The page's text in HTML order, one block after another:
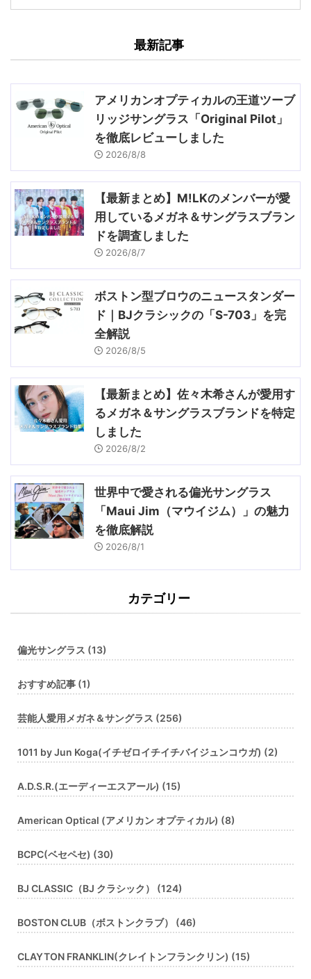
最新記事
アメリカンオプティカルの王道ツーブ
リッジサングラス「Original Pilot」
を徹底レビューしました
2026/8/8
【最新まとめ】M!LKのメンバーが愛
用しているメガネ＆サングラスブラン
ドを調査しました
2026/8/7
ボストン型ブロウのニュースタンダー
ド｜BJクラシックの「S-703」を完
全解説
2026/8/5
【最新まとめ】佐々木希さんが愛用す
るメガネ＆サングラスブランドを特定
しました
2026/8/2
世界中で愛される偏光サングラス
「Maui Jim（マウイジム）」の魅力
を徹底解説
2026/8/1
カテゴリー
偏光サングラス (13)
おすすめ記事 (1)
芸能人愛用メガネ＆サングラス (256)
1011 by Jun Koga(イチゼロイチイチバイジュンコウガ) (2)
A.D.S.R.(エーディーエスアール) (15)
American Optical (アメリカン オプティカル) (8)
BCPC(ベセペセ) (30)
BJ CLASSIC（BJ クラシック） (124)
BOSTON CLUB（ボストンクラブ） (46)
CLAYTON FRANKLIN(クレイトンフランクリン) (15)